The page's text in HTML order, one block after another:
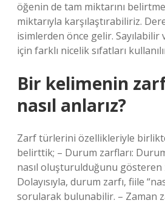
öğenin de tam miktarını
miktarıyla karşılaştırabiliriz.
isimlerden önce gelir. Sayılabilir
için farklı nicelik sıfatları
Bir kelimenin
nasıl anlarız?
Zarf türlerini özellikleriyle
belirttik; – Durum zarfları:
nasıl oluşturulduğunu gösteren
Dolayısıyla, durum zarfı, fiile
sorularak bulunabilir. – Zaman